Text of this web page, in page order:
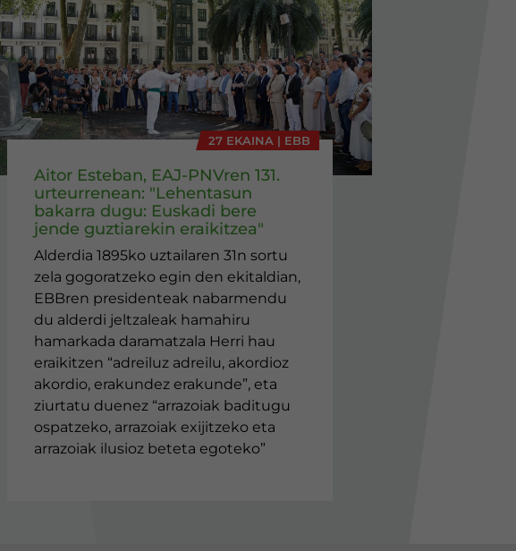
27 EKAINA | EBB
Aitor Esteban, EAJ-PNVren 131.
urteurrenean: "Lehentasun
bakarra dugu: Euskadi bere
jende guztiarekin eraikitzea"
Alderdia 1895ko uztailaren 31n sortu
zela gogoratzeko egin den ekitaldian,
EBBren presidenteak nabarmendu
du alderdi jeltzaleak hamahiru
hamarkada daramatzala Herri hau
eraikitzen “adreiluz adreilu, akordioz
akordio, erakundez erakunde”, eta
ziurtatu duenez “arrazoiak baditugu
ospatzeko, arrazoiak exijitzeko eta
arrazoiak ilusioz beteta egoteko”